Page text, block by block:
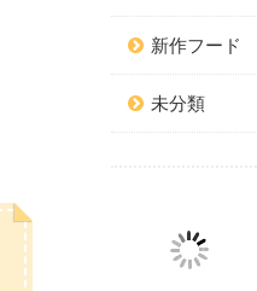
新作フード
未分類